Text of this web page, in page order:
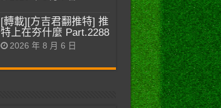
[轉載][方吉君翻推特] 推
特上在夯什麼 Part.2288
2026 年 8 月 6 日